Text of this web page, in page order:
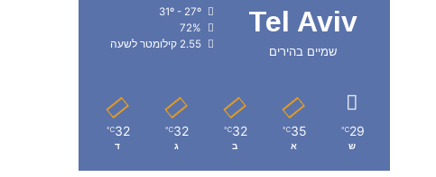
Tel Aviv
שמיים בהירים
72%
2.55 קילומטר לשעה
29
℃
ש
35
℃
א
32
℃
ב
32
℃
ג
32
℃
ד